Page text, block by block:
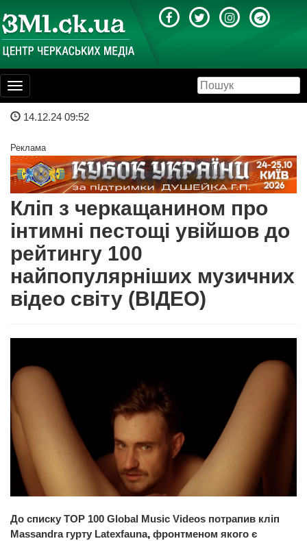
Toggle
navigation
14.12.24 09:52
Реклама
Кліп з черкащанином про
інтимні пестощі увійшов до
рейтингу 100
найпопулярніших музичних
відео світу (ВІДЕО)
До списку TOP 100 Global Music Videos потрапив кліп
Massandra гурту Latexfauna, фронтменом якого є